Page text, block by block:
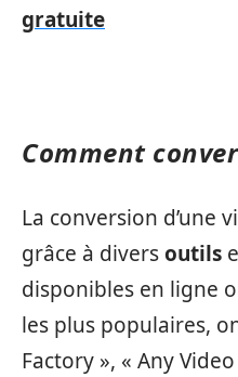
gratuite
Comment
La conversion d’une
grâce à diversoutils
disponibles en ligne
les plus populaires,
Factory », « Any